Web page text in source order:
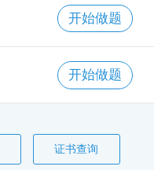
开始做题
开始做题
证书查询